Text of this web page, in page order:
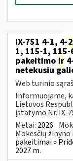
IX-751 4-1, 4-2
1, 115-1,
pakeitimo ir
netekusiu
Web turinio
Informuojame,
Lietuvos
įstatymo Nr. IX-
Metai: 2026
Mokesčių
pakeitimai »
2027 m.